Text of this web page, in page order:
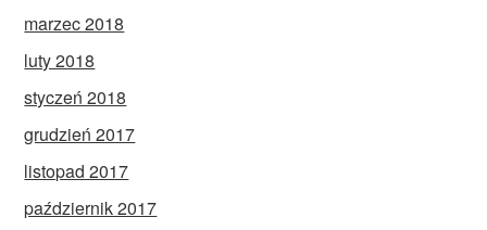
marzec 2018
luty 2018
styczeń 2018
grudzień 2017
listopad 2017
październik 2017